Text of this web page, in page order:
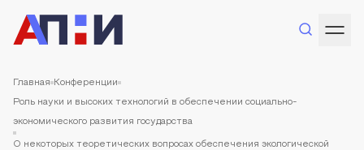
Главная Конференции
Роль науки и высоких технологий в обеспечении социально-
экономического развития государства
О некоторых теоретических вопросах обеспечения экологической